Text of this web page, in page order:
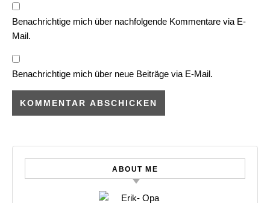
Benachrichtige mich über nachfolgende Kommentare via E-
Mail.
Benachrichtige mich über neue Beiträge via E-Mail.
ABOUT ME